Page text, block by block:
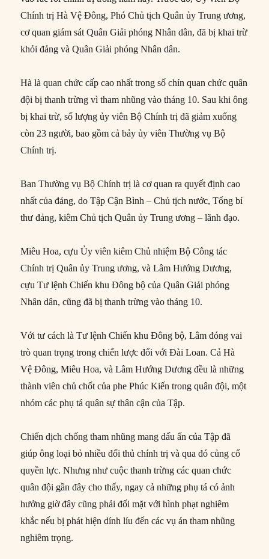
Chính trị Hà Vệ Đông, Phó Chủ tịch Quân ủy Trung ương,
cơ quan giám sát Quân Giải phóng Nhân dân, đã bị khai trừ
khỏi đảng và Quân Giải phóng Nhân dân.
Hà là quan chức cấp cao nhất trong số chín quan chức quân
đội bị thanh trừng vì tham nhũng vào tháng 10. Sau khi ông
bị khai trừ, số lượng ủy viên Bộ Chính trị đã giảm xuống
còn 23 người, bao gồm cả bảy ủy viên Thường vụ Bộ
Chính trị.
Ban Thường vụ Bộ Chính trị là cơ quan ra quyết định cao
nhất của đảng, do Tập Cận Bình – Chủ tịch nước, Tổng bí
thư đảng, kiêm Chủ tịch Quân ủy Trung ương – lãnh đạo.
Miêu Hoa, cựu Ủy viên kiêm Chủ nhiệm Bộ Công tác
Chính trị Quân ủy Trung ương, và Lâm Hướng Dương,
cựu Tư lệnh Chiến khu Đông bộ của Quân Giải phóng
Nhân dân, cũng đã bị thanh trừng vào tháng 10.
Với tư cách là Tư lệnh Chiến khu Đông bộ, Lâm đóng vai
trò quan trọng trong chiến lược đối với Đài Loan. Cả Hà
Vệ Đông, Miêu Hoa, và Lâm Hướng Dương đều là những
thành viên chủ chốt của phe Phúc Kiến trong quân đội, một
nhóm các phụ tá quân sự thân cận của Tập.
Chiến dịch chống tham nhũng mang dấu ấn của Tập đã
giúp ông loại bỏ nhiều đối thủ chính trị và qua đó củng cố
quyền lực. Nhưng như cuộc thanh trừng các quan chức
quân đội gần đây cho thấy, ngay cả những phụ tá có ảnh
hưởng giờ đây cũng phải đối mặt với hình phạt nghiêm
khắc nếu bị phát hiện dính líu đến các vụ án tham nhũng
nghiêm trọng.